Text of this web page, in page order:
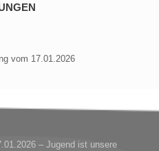
vom 17.01.2026
– Jugend ist unsere